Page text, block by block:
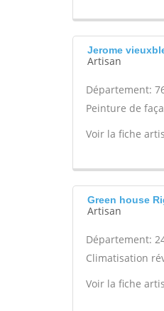
Jerome
Artisan
Département:
Peinture de
Voir la fiche
Green house
Artisan
Département:
Climatisation
Voir la fiche